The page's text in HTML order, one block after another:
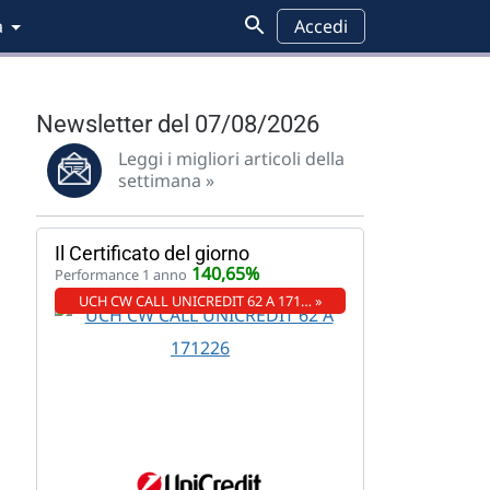
Accedi
Newsletter del 07/08/2026
Leggi i migliori articoli della
settimana »
Il Certificato del giorno
Performance 1 anno 140,65%
UCH CW CALL UNICREDIT 62 A 171… »